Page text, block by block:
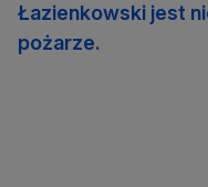
Łazienkowski jest
pożarze.